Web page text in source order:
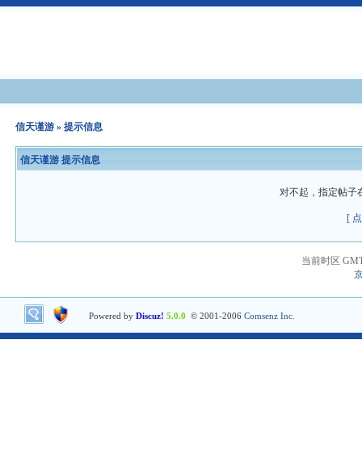
信天谨游 » 提示信息
信天谨游 提示信息
对不起，指定帖子
[
当前时区
Powered by Discuz! 5.0.0 © 2001-2006 Comsenz Inc.